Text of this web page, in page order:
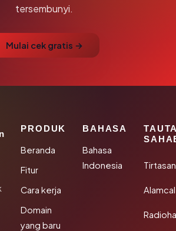
tersembunyi.
Mulai cek gratis →
PRODUK
Beranda
Fitur
Cara kerja
Domain
yang baru
BAHASA
Bahasa
Indonesia